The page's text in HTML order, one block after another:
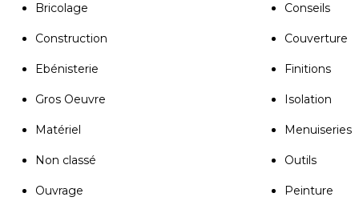
Bricolage Conseils
Construction Couverture
Ebénisterie Finitions
Gros Oeuvre Isolation
Matériel Menuiseries
Non classé Outils
Ouvrage Peinture